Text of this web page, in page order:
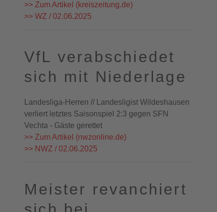
>> Zum Artikel (kreiszeitung.de)
>> WZ / 02.06.2025
VfL verabschiedet
sich mit Niederlage
Landesliga-Herren // Landesligist Wildeshausen
verliert letztes Saisonspiel 2:3 gegen SFN
Vechta - Gäste gerettet
>> Zum Artikel (nwzonline.de)
>> NWZ / 02.06.2025
Meister revanchiert